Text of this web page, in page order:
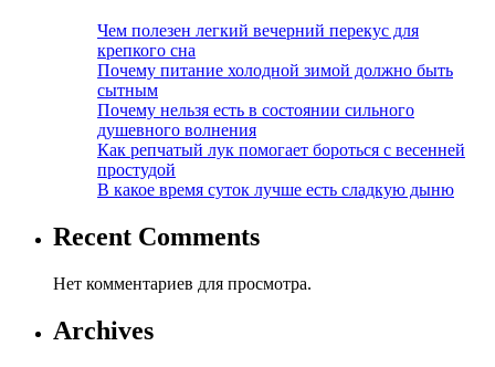
Чем полезен легкий вечерний перекус для
крепкого сна
Почему питание холодной зимой должно быть
сытным
Почему нельзя есть в состоянии сильного
душевного волнения
Как репчатый лук помогает бороться с весенней
простудой
В какое время суток лучше есть сладкую дыню
Recent Comments
Нет комментариев для просмотра.
Archives